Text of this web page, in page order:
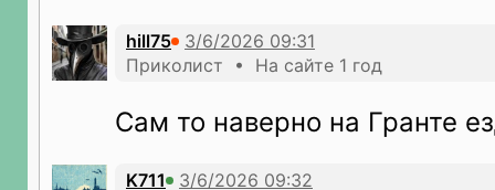
hill75
Приколист • На сайте 1 год
Сам то наверно на Гранте
K711